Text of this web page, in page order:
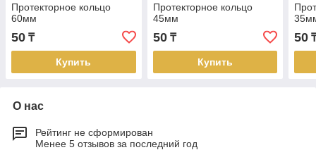
Протекторное кольцо
60мм
50 ₸
Купить
Протекторное кольцо
45мм
50₸
Купить
50
О нас
Рейтинг не сформирован
Менее 5 отзывов за последний год